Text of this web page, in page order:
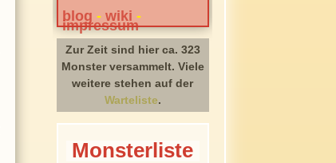
blog -wiki -
impressum
Zur Zeit sind hier ca. 323
Monster versammelt. Viele
weitere stehen auf der
Warteliste.
Monsterliste